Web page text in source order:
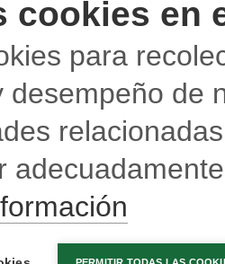
cookies en
para
desempeño de